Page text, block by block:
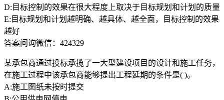
D:目标控制的效果在很大程度上取决于目标规划和计划的质量
E:目标规划和计划越明确、越具体、越全面，目标控制的效果
越好
答案问询微信：424329
某承包商通过投标承揽了一大型建设项目的设计和施工任务，
在施工过程中该承包商能够提出工程延期的条件是( )。
A:施工图纸未按时提交